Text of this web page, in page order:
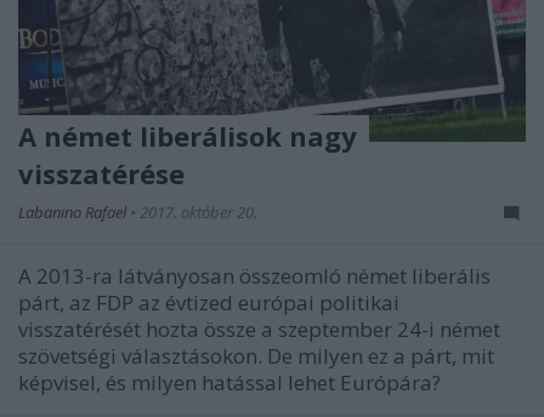
A német liberálisok nagy
visszatérése
Labanino Rafael • 2017. október 20.
A 2013-ra látványosan összeomló német liberális
párt, az FDP az évtized európai politikai
visszatérését hozta össze a szeptember 24-i német
szövetségi választásokon. De milyen ez a párt, mit
képvisel, és milyen hatással lehet Európára?